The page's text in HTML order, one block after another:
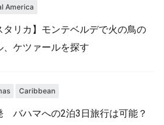
America
タリカ】モンテベルデで火の鳥の
、ケツァールを探す
Caribbean
バハマへの2泊3日旅行は可能？